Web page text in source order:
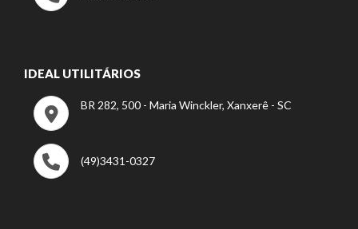
IDEAL UTILITÁRIOS
BR 282, 500 - Maria Winckler, Xanxerê - SC
(49)3431-0327